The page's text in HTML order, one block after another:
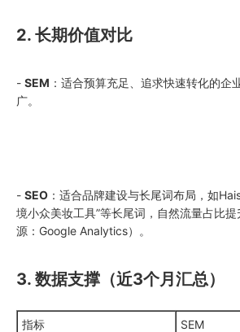
2. 长期价值对比
- SEM ：适合预算充足、追求快速转化的企
广。
- SEO ：适合品牌建设与长尾词布局，如
境小众美妆工具”等长尾词，自然流量占比
源：Google Analytics）。
3. 数据支撑（近3个月汇总）
指标 SEM